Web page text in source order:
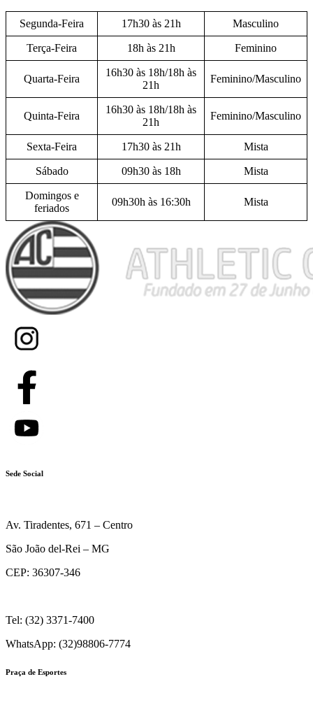
Segunda-Feira 17h30 às 21h Masculino
Terça-Feira 18h às 21h Feminino
Quarta-Feira
16h30 às 18h/18h às
21h
Feminino/Masculino
Quinta-Feira
16h30 às 18h/18h às
21h
Feminino/Masculino
Sexta-Feira 17h30 às 21h Mista
Sábado 09h30 às 18h Mista
Domingos e
feriados
09h30h às 16:30h Mista
Sede Social
Av. Tiradentes, 671 – Centro
São João del-Rei – MG
CEP: 36307-346
Tel: (32) 3371-7400
WhatsApp: (32)98806-7774
Praça de Esportes